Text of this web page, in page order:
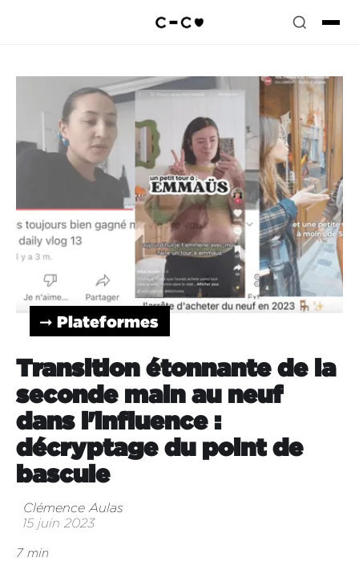
➞ Plateformes
Transition étonnante de la
seconde main au neuf
dans l'influence :
décryptage du point de
bascule
Clémence Aulas
15 juin 2023
7 min